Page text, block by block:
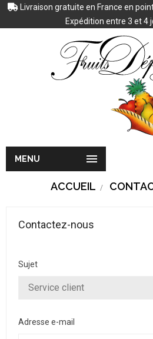
Livraison gratuite en France en
Expédition entre 3 et 4

MENU
ACCUEIL
Contactez-nous
Sujet
Adresse e-mail